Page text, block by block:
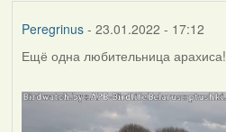
Peregrinus- 23.01.2022 - 17:12
Ещё одна любительница арахиса!